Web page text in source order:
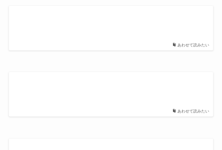
あわせて読みたい
あわせて読みたい